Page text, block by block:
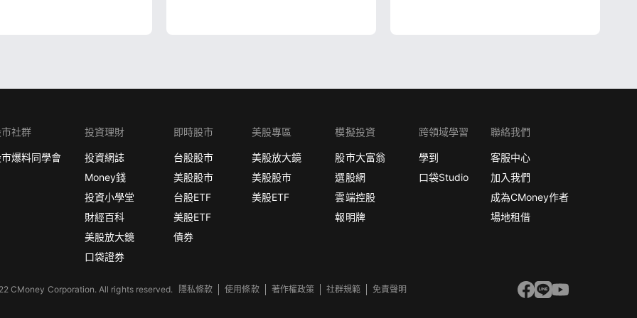
社群
爆料同學會
投資理財
投資網誌
Money錢
投資小學堂
財經百科
美股放大鏡
口袋證券
即時股市
台股股市
美股股市
台股ETF
美股ETF
債券
美股專區
美股放大鏡
美股股市
美股ETF
模擬投資
股市大富翁
選股網
雲端控股
報明牌
跨領域學習
學到
口袋Studio
聯絡我們
客服中心
加入我們
成為CMoney作者
場地租借
CMoney Corporation. All rights reserved. 隱私條款 使用條款 著作權政策 社群規範 免責聲明